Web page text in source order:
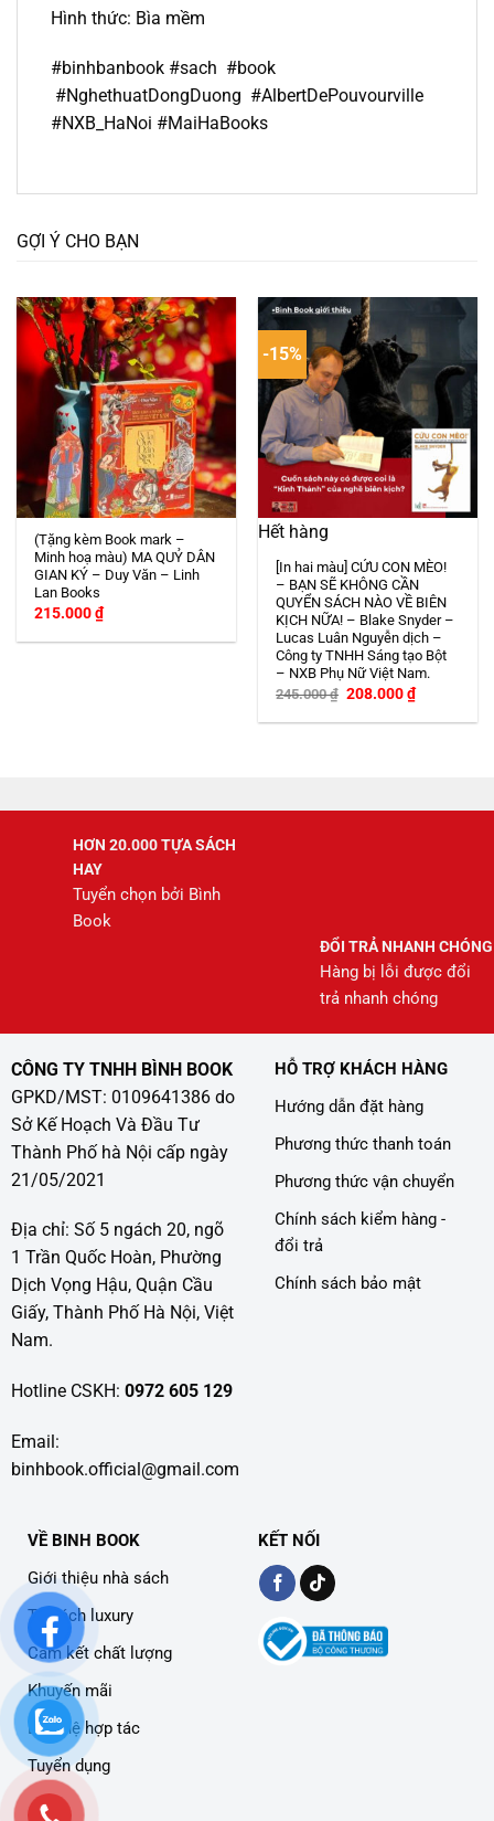
Hình thức: Bìa mềm
#binhbanbook #sach #book
#NghethuatDongDuong #AlbertDePouvourville
#NXB_HaNoi #MaiHaBooks
GỢI Ý CHO BẠN
(Tặng kèm Book mark –
Minh hoạ màu) MA QUỶ DÂN
GIAN KÝ – Duy Văn – Linh
Lan Books
215.000₫
-15%
Hết hàng
[In hai màu] CỨU CON MÈO!
– BẠN SẼ KHÔNG CẦN
QUYỂN SÁCH NÀO VỀ BIÊN
KỊCH NỮA! – Blake Snyder –
Lucas Luân Nguyễn dịch –
Công ty TNHH Sáng tạo Bột
– NXB Phụ Nữ Việt Nam.
245.000₫ Giá
là:
208.000₫Giá
hiện
tại
HƠN 20.000 TỰA SÁCH
HAY
Tuyển chọn bởi Bình
Book
ĐỔI TRẢ NHANH CHÓNG
Hàng bị lỗi được đổi
trả nhanh chóng
CÔNG TY TNHH BÌNH BOOK
GPKD/MST: 0109641386 do
Sở Kế Hoạch Và Đầu Tư
Thành Phố hà Nội cấp ngày
21/05/2021
Địa chỉ: Số 5 ngách 20, ngõ
1 Trần Quốc Hoàn, Phường
Dịch Vọng Hậu, Quận Cầu
Giấy, Thành Phố Hà Nội, Việt
Nam.
Hotline CSKH: 0972 605 129
Email:
binhbook.official@gmail.com
HỖ TRỢ KHÁCH HÀNG
Hướng dẫn đặt hàng
Phương thức thanh toán
Phương thức vận chuyển
Chính sách kiểm hàng -
đổi trả
Chính sách bảo mật
VỀ BINH BOOK
Giới thiệu nhà sách
Tủ sách luxury
Cam kết chất lượng
Khuyến mãi
Liên hệ hợp tác
Tuyển dụng
KẾT NỐI